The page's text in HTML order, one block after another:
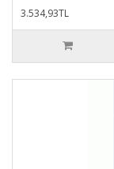
3.534,93TL